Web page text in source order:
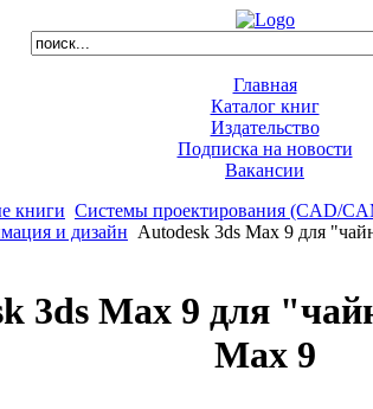
Главная
Каталог книг
Издательство
Подписка на новости
Вакансии
книги Системы проектирования (CAD/
и дизайн Autodesk 3ds Max 9 для
3ds Max 9 для
Max 9